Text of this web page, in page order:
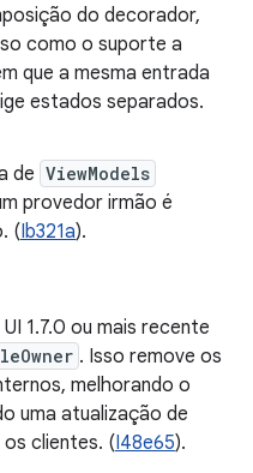
do decorador,
como o suporte a
que a mesma entrada
estados separados.
de ViewModels
provedor irmão é
(Ib321a).
1.7.0 ou mais recente
. Isso remove os
melhorando o
uma atualização de
clientes. (I48e65).